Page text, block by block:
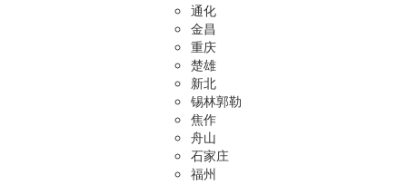
通化
金昌
重庆
楚雄
新北
锡林郭勒
焦作
舟山
石家庄
福州